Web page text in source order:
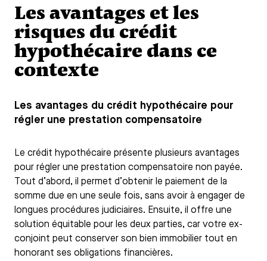
Les avantages et les
risques du crédit
hypothécaire dans ce
contexte
Les avantages du crédit hypothécaire pour
régler une prestation compensatoire
Le crédit hypothécaire présente plusieurs avantages
pour régler une prestation compensatoire non payée.
Tout d’abord, il permet d’obtenir le paiement de la
somme due en une seule fois, sans avoir à engager de
longues procédures judiciaires. Ensuite, il offre une
solution équitable pour les deux parties, car votre ex-
conjoint peut conserver son bien immobilier tout en
honorant ses obligations financières.